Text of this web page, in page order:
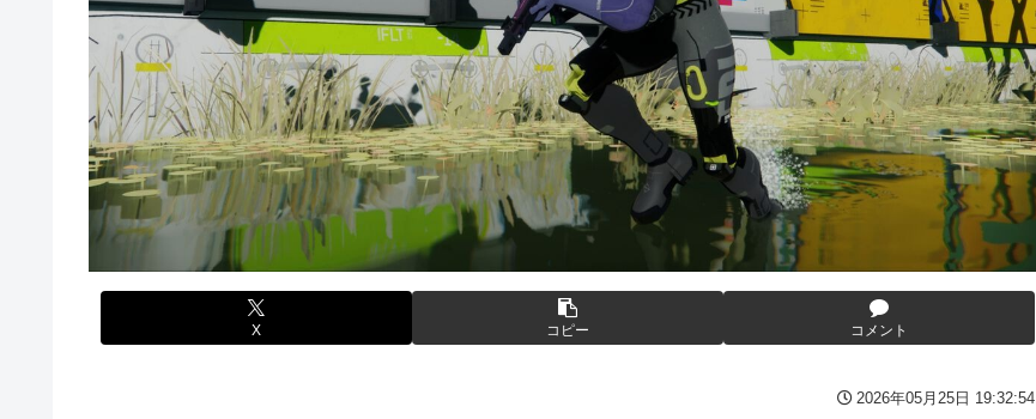
刈川くるみアナ ノースリーブの巨乳！！
【艦これ】ジャージ鹿島 他
堀江由衣(49)がまだ誰のものでもないという現実ｗｗｗｗ
【画像】みい山作者、結構ヤバい事態になる。とんでもない人物との打ち合わせを自白していた
【ウマ娘】なんだかんだ人はダイワスカーレットに帰ってくる
「X-Men ’97」シーズン２ ８話 感想まとめ
【ウマ娘】ライトオはこういう事言う
「サカモトデイズ」最新話、ついに新旧ORDERが集結し、坂本スラーと総力戦に突入！！！
【ガンプラ再販】 HG「ジェスタ (シェザール隊仕様 A班装備)」「ジェスタ (シェザール隊仕様 B&C班装備)」【11時予約開
【艦これ】酔って妹に絡むアブルッツィ 他
【艦これ】今回のかわいい大賞は決まった
パチンコ代を稼ぐ為に白タクやってた82歳のおじいちゃんが逮捕される 逮捕の数日前に釈放されたばかりなのに即再犯
実際のところ中国って日本をどうしたいんやろな？
体調不良で休んでパチンコ通ってたら、数十日単位の証拠写真撮られて会社クビになった
内閣広報官「高市総理が避難所を３分しか視察しなかったなんてデマ！50分いたぞ😡」 →しかし事実上の視察は数分で正解
X コピー コメント
2026年05月25日 19:32:54